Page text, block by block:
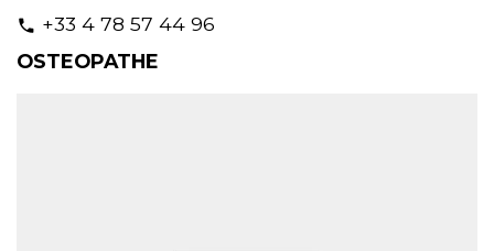
phone +33 4 78 57 44 96
OSTEOPATHE